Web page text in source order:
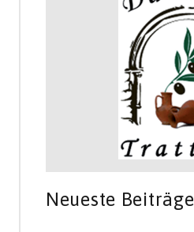
Neueste Beiträge